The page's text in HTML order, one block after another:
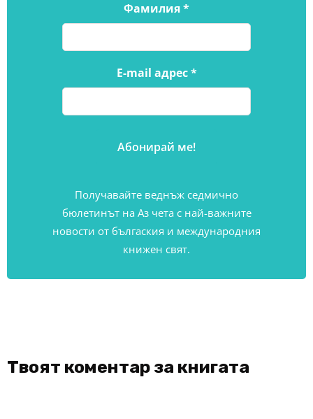
Фамилия*
E-mail адрес*
Получавайте веднъж седмично
бюлетинът на Аз чета с най-важните
новости от бългаския и международния
книжен свят.
Твоят коментар за книгата